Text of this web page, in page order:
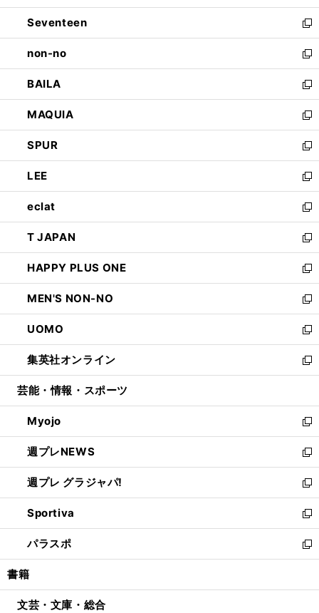
開
く
ウ
で
開
く
ン
ド
ウ
で
開
く
Seventeen
新
し
い
ウ
ィ
ン
ド
ウ
で
開
く
non-no
新
し
い
ウ
ィ
ン
ド
ウ
で
開
く
BAILA
新
し
い
ウ
ィ
ン
ド
ウ
で
開
く
MAQUIA
新
し
い
ウ
ィ
ン
ド
ウ
で
開
く
SPUR
新
し
い
ウ
ィ
ン
ド
ウ
で
開
く
LEE
新
し
い
ウ
ィ
ン
ド
ウ
で
開
く
eclat
新
し
い
ウ
ィ
ン
ド
ウ
で
開
く
T JAPAN
新
し
い
ウ
ィ
ン
ド
ウ
で
開
HAPPY PLUS ONE
新
し
い
ウ
ィ
ン
ド
ウ
開
く
MEN'S NON-NO
新
し
い
ウ
ィ
ン
ウ
で
開
く
UOMO
新
し
い
ウ
ン
ド
ウ
で
開
く
集英社オンライン
新
し
ウ
ィ
ン
ド
ウ
で
開
く
芸能・情報・スポーツ
Myojo
新
し
い
ウ
ィ
ン
ド
ウ
で
開
週プレNEWS
新
し
い
ウ
ィ
ン
ド
ウ
開
週プレ グラジャパ!
新
し
い
ウ
ィ
ン
ウ
Sportiva
新
し
い
ウ
ン
パラスポ
新
し
ウ
書籍
文芸・文庫・総合